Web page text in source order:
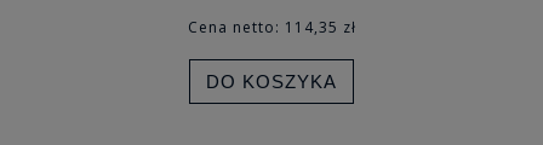
Cena netto: 114,35 zł
DO KOSZYKA